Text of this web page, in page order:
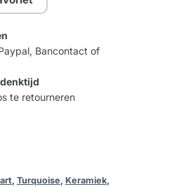
Bancontact of
te retourneren
, Turquoise, Keramiek,